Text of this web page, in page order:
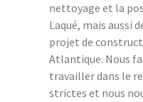
nettoyage et la
Laqué, mais aussi
projet de
Atlantique. Nous
travailler dans le
strictes et nous